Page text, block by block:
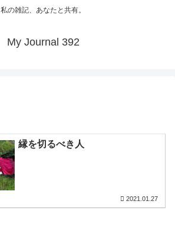
私の雑記、あなたと共有。
My Journal 392
縁を切るべき人
2021.01.27